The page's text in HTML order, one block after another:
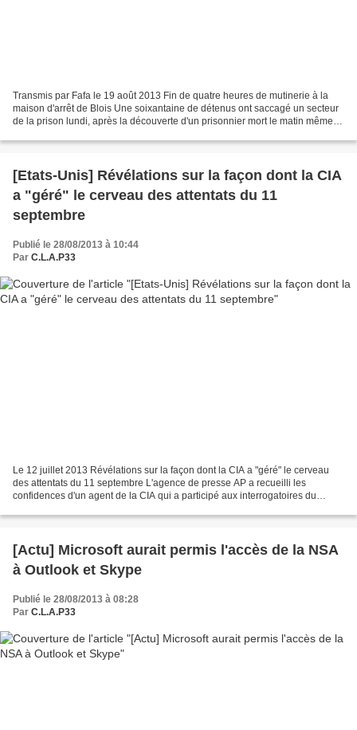
Transmis par Fafa le 19 août 2013 Fin de quatre heures de mutinerie à la
maison d'arrêt de Blois Une soixantaine de détenus ont saccagé un secteur
de la prison lundi, après la découverte d'un prisonnier mort le matin même.
[Etats-Unis] Révélations sur la façon dont la CIA
a "géré" le cerveau des attentats du 11
septembre
Publié le 28/08/2013 à 10:44
Par C.L.A.P33
Le 12 juillet 2013 Révélations sur la façon dont la CIA a "géré" le cerveau
des attentats du 11 septembre L'agence de presse AP a recueilli les
confidences d'un agent de la CIA qui a participé aux interrogatoires du
[Actu] Microsoft aurait permis l'accès de la NSA
à Outlook et Skype
Publié le 28/08/2013 à 08:28
Par C.L.A.P33